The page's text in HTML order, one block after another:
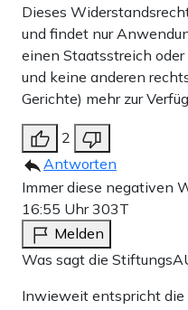
Dieses
und findet nur
einen Staatsstreich
und keine anderen
Gerichte) mehr zur
2
Antworten
Immer diese negativen
16:55 Uhr303T
Melden
Was sagt die
Inwieweit entspricht die